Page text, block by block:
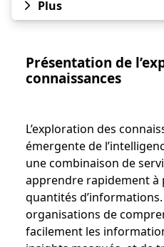
Plus
Présentation de
connaissances
L’exploration des
émergente de
une combinaison de
apprendre rapidement à
quantités
organisations de
facilement les